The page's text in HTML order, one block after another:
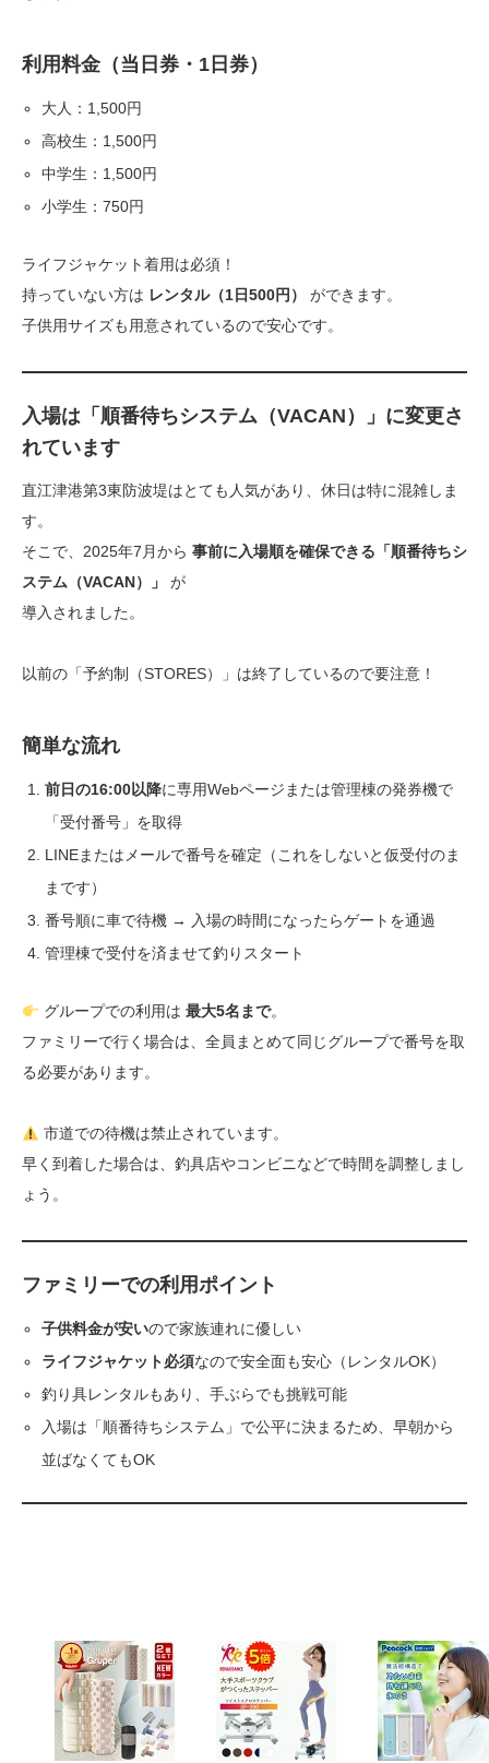
利用料金（当日券・1日券）
大人：1,500円
高校生：1,500円
中学生：1,500円
小学生：750円
ライフジャケット着用は必須！
持っていない方は レンタル（1日500円）
ができます。
子供用サイズも用意されているので安心です。
入場は「順番待ちシステム（VACAN）」に変更さ
れています
直江津港第3東防波堤はとても人気があり、休日は特に混雑しま
す。
そこで、2025年7月から 事前に入場順を確保できる「順番待ちシ
ステム（VACAN）」
が
導入されました。
以前の「予約制（STORES）」は終了しているので要注意！
簡単な流れ
前日の16:00以降に専用Webページまたは管理棟の発券機で
「受付番号」を取得
LINEまたはメールで番号を確定（これをしないと仮受付のま
まです）
番号順に車で待機 → 入場の時間になったらゲートを通過
管理棟で受付を済ませて釣りスタート
グループでの利用は 最大5名まで。
ファミリーで行く場合は、全員まとめて同じグループで番号を取
る必要があります。
市道での待機は禁止されています。
早く到着した場合は、釣具店やコンビニなどで時間を調整しまし
ょう。
ファミリーでの利用ポイント
子供料金が安いので家族連れに優しい
ライフジャケット必須なので安全面も安心（レンタルOK）
釣り具レンタルもあり、手ぶらでも挑戦可能
入場は「順番待ちシステム」で公平に決まるため、早朝から
並ばなくてもOK